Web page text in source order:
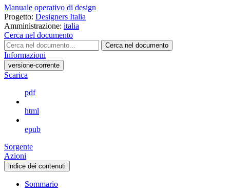
Manuale operativo di design
Progetto: Designers Italia
Amministrazione: italia
Cerca nel documento
Cerca nel documento
Informazioni
versione-corrente
Scarica
pdf
html
epub
Sorgente
Azioni
indice dei contenuti
Sommario